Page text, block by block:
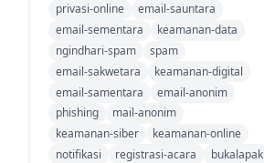
privasi-online
email-sauntara
email-sementara
keamanan-data
ngindhari-spam
spam
email-sakwetara
keamanan-digital
email-samentara
email-anonim
phishing
mail-anonim
keamanan-siber
keamanan-online
notifikasi
registrasi-acara
bukalapak